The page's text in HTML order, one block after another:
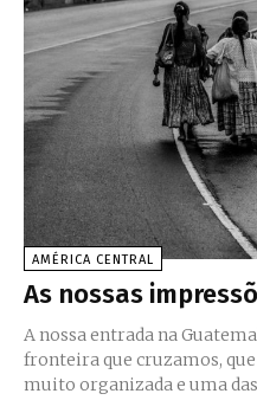
AMÉRICA CENTRAL
As nossas
A nossa entrada na
fronteira que cruzamos,
muito organizada e uma